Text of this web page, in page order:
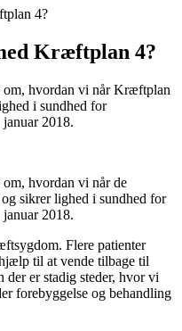
4?
Kræftplan 4?
om, hvordan vi når Kræftplan
i sundhed for
2018.
om, hvordan vi når de
sikrer lighed i sundhed for
2018.
Flere patienter
til at vende tilbage til
der er stadig steder, hvor vi
forebyggelse og behandling